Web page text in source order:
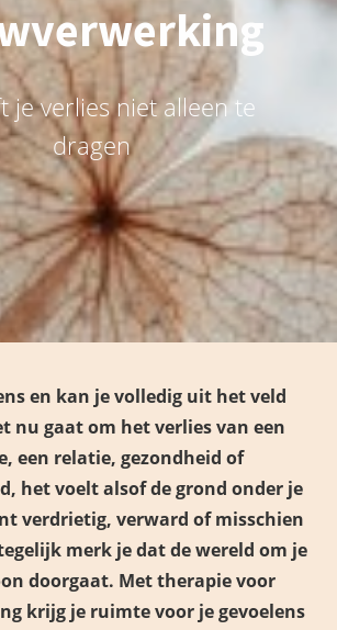
je verlies niet alleen te
dragen
en kan je volledig uit het veld
nu gaat om het verlies van een
een relatie, gezondheid of
het voelt alsof de grond onder je
verdrietig, verward of misschien
merk je dat de wereld om je
doorgaat. Met therapie voor
krijg je ruimte voor je gevoelens